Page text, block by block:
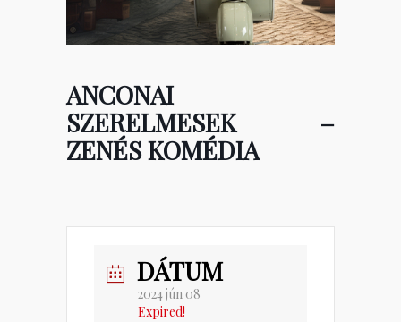
ANCONAI
SZERELMESEK –
ZENÉS KOMÉDIA
DÁTUM
2024 jún 08
Expired!